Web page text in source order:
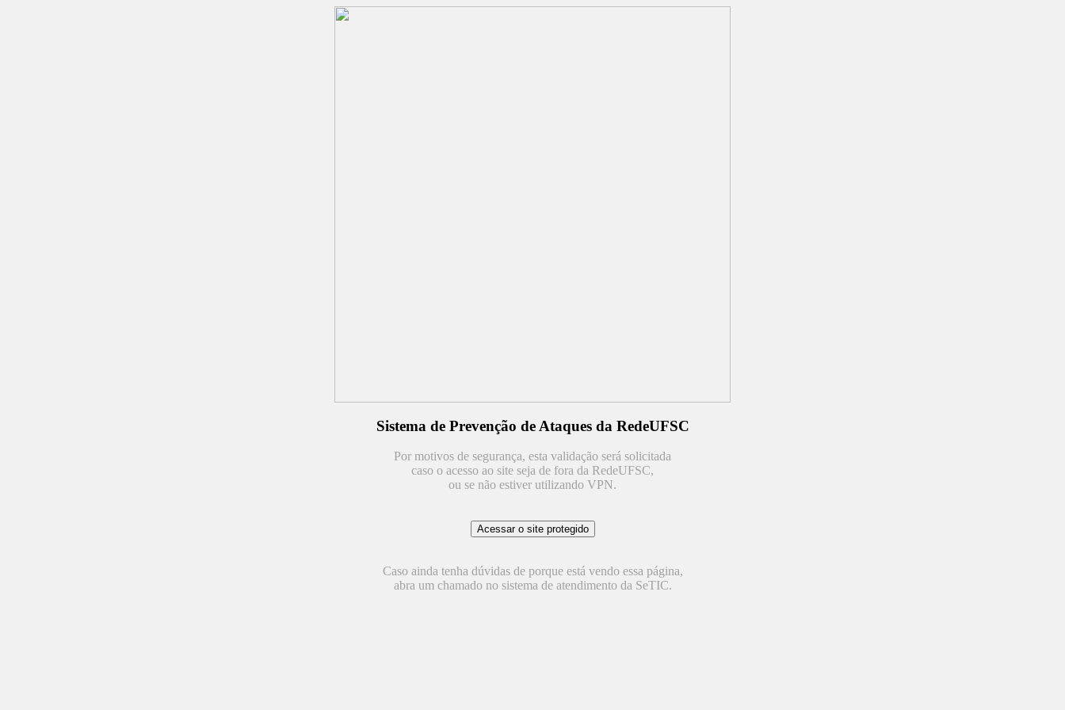
Sistema de Prevenção de Ataques da RedeUFSC
Por motivos de segurança, esta validação será solicitada
caso o acesso ao site seja de fora da RedeUFSC,
ou se não estiver utilizando VPN.
Caso ainda tenha dúvidas de porque está vendo essa página,
abra um chamado no sistema de atendimento da SeTIC.